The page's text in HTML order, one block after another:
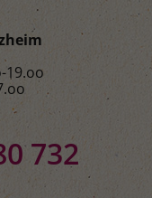
19.oo
732